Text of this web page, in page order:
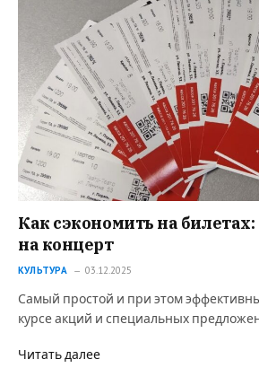
Как сэкономить на билетах:
на концерт
КУЛЬТУРА 03.12.2025
Самый простой и при этом
курсе акций и специальных
Читать далее